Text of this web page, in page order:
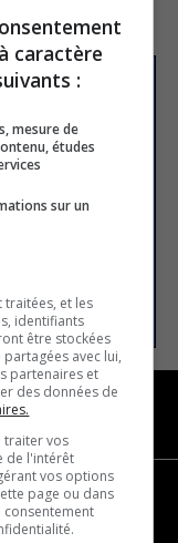
caractère
:
mesure de
études
sur un
traitées, et les
identifiants
être stockées
avec lui,
partenaires et
des données de
traiter vos
de l'intérêt
vos options
page ou dans